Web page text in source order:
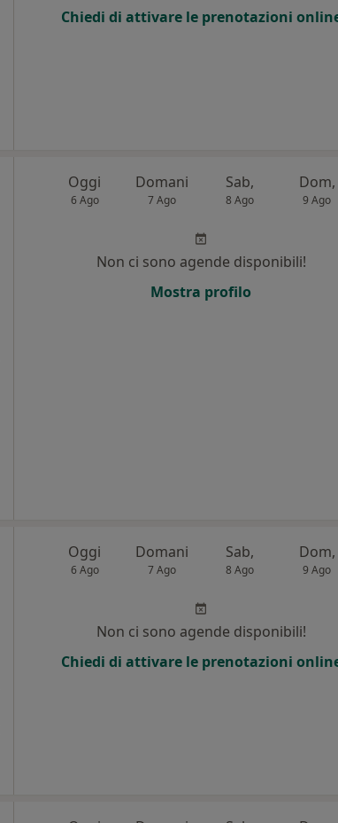
Chiedi di attivare le prenotazioni
Oggi
6 Ago
Domani
7 Ago
Sab,
8 Ago
Dom,
9 Ago
Non ci sono agende disponibili!
Mostra profilo
Oggi
6 Ago
Domani
7 Ago
Sab,
8 Ago
Dom,
9 Ago
Non ci sono agende disponibili!
Chiedi di attivare le prenotazioni